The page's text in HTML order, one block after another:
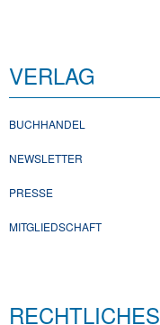
VERLAG
BUCHHANDEL
NEWSLETTER
PRESSE
MITGLIEDSCHAFT
RECHTLICHES